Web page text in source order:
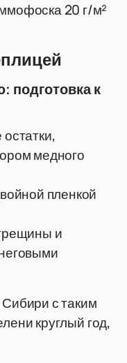
20 г/м²
подготовка к
медного
пленкой
и
с таким
круглый год,